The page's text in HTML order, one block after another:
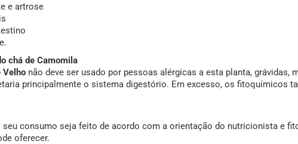
e artrose
chá de Camomila
Velho não deve ser usado por pessoas alérgicas a esta planta,
principalmente o sistema digestório. Em excesso, os fitoquímicos
seu consumo seja feito de acordo com a orientação do nutricionista e
oferecer.